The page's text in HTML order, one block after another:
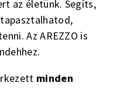
az életünk. Segíts,
Az AREZZO is
minden